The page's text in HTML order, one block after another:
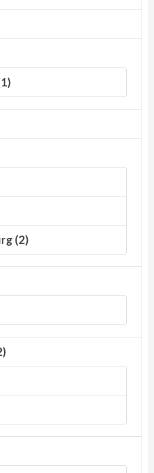
(2)